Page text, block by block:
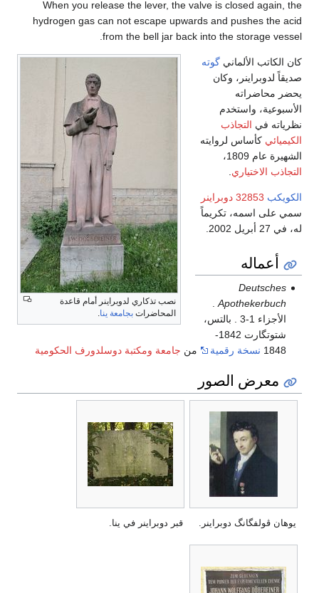
When you release the lever, the valve is closed again, the
hydrogen gas can not escape upwards and pushes the acid
from the bell jar back into the storage vessel.
نصب تذكاري لدوبراينر أمام قاعدة
المحاضرات بجامعة ينا.
كان الكاتب الألماني گوته
صديقاً لدوبراينر، وكان
يحضر محاضراته
الأسبوعية، واستخدم
نظرياته في التجاذب
الكيميائي كأساس لروايته
الشهيرة عام 1809،
التجاذب الاختياري
الكويكب 32853 دوبراينر
سمي على اسمه، تكريماً
له، في 27 أبريل 2002.
أعماله
Deutsches
Apothekerbuch
الأجزاء 1-3 . بالتس،
شتوتگارت 1842-
1848 نسخة رقمية من جامعة ومكتبة دوسلدورف الحكومية
معرض الصور
يوهان ڤولفگانگ دوبراينر. قبر دوبراينر في ينا.